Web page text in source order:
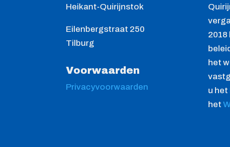
Heikant-Quirijnstok
Eilenbergstraat 250
Tilburg
Voorwaarden
Privacyvoorwaarden
2018
het
u het
het